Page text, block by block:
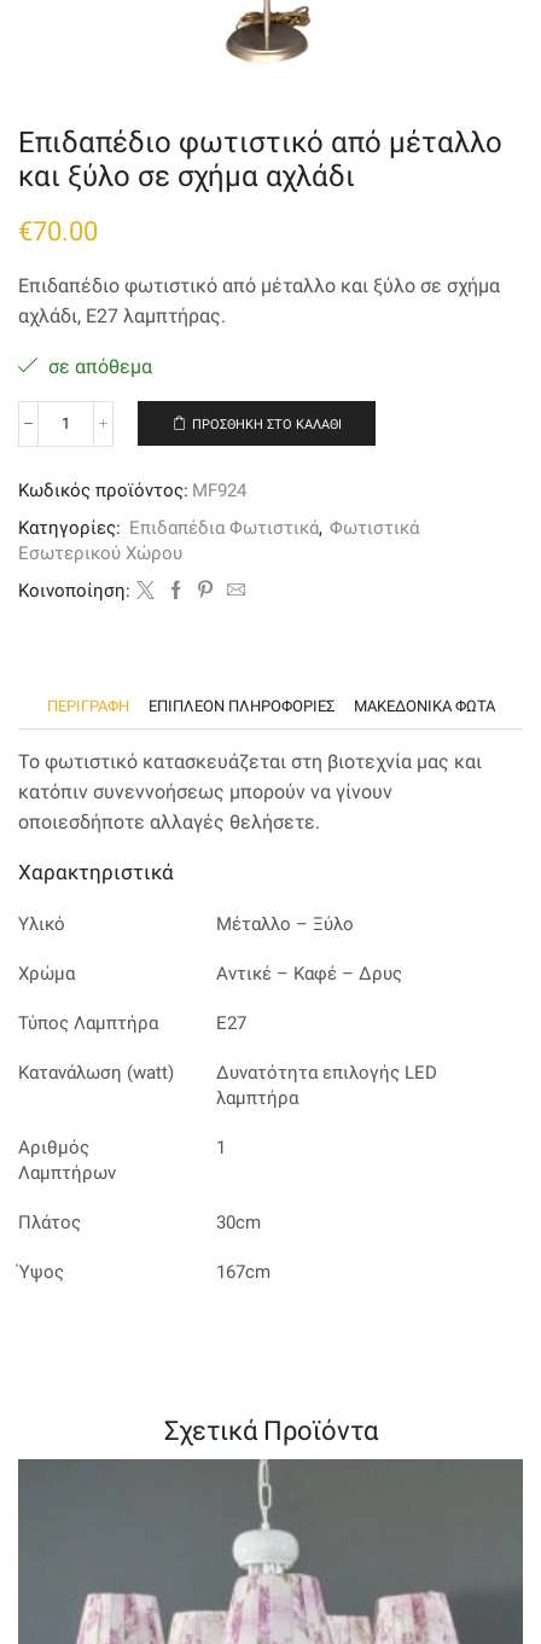
Επιδαπέδιο φωτιστικό από μέταλλο
και ξύλο σε σχήμα αχλάδι
€70.00
Επιδαπέδιο φωτιστικό από μέταλλο και ξύλο σε σχήμα
αχλάδι, E27 λαμπτήρας.
σε απόθεμα
Επιδαπέδιο
μέταλλο
ξύλο
σε
σχήμα
αχλάδι
ΠΡΟΣΘΉΚΗ ΣΤΟ ΚΑΛΆΘΙ
Κωδικός προϊόντος: MF924
Κατηγορίες: Επιδαπέδια Φωτιστικά, Φωτιστικά
Εσωτερικού Χώρου
Kοινοποίηση:
ΠΕΡΙΓΡΑΦΉ ΕΠΙΠΛΈΟΝ ΠΛΗΡΟΦΟΡΊΕΣ ΜΑΚΕΔΟΝΙΚΑ ΦΩΤΑ
Το φωτιστικό κατασκευάζεται στη βιοτεχνία μας και
κατόπιν συνεννοήσεως μπορούν να γίνουν
οποιεσδήποτε αλλαγές θελήσετε.
Χαρακτηριστικά
Υλικό Μέταλλο – Ξύλο
Χρώμα Αντικέ – Καφέ – Δρυς
Τύπος Λαμπτήρα Ε27
Κατανάλωση (watt)
Δυνατότητα επιλογής LED
λαμπτήρα
Αριθμός
Λαμπτήρων
1
Πλάτος 30cm
Ύψος 167cm
Σχετικά Προϊόντα